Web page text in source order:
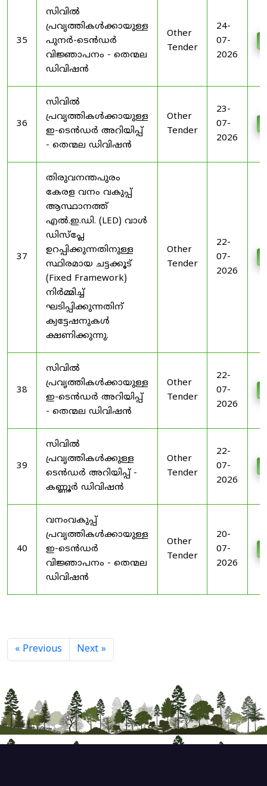
35
സിവിൽ
പ്രവൃത്തികൾക്കായുള്ള
പുനർ-ടെൻഡർ
വിജ്ഞാപനം - തെന്മല
ഡിവിഷൻ
Other
Tender
24-
07-
2026
36
സിവിൽ
പ്രവൃത്തികൾക്കായുള്ള
ഇ-ടെൻഡർ അറിയിപ്പ്
- തെന്മല ഡിവിഷൻ
Other
Tender
23-
07-
2026
37
തിരുവനന്തപുരം
കേരള വനം വകുപ്പ്
ആസ്ഥാനത്ത്
എൽ.ഇ.ഡി. (LED) വാൾ
ഡിസ്‌പ്ലേ
ഉറപ്പിക്കുന്നതിനുള്ള
സ്ഥിരമായ ചട്ടക്കൂട്
(Fixed Framework)
നിർമ്മിച്ച്
ഘടിപ്പിക്കുന്നതിന്
ക്വട്ടേഷനുകൾ
ക്ഷണിക്കുന്നു.
Other
Tender
22-
07-
2026
38
സിവിൽ
പ്രവൃത്തികൾക്കായുള്ള
ഇ-ടെൻഡർ അറിയിപ്പ്
- തെന്മല ഡിവിഷൻ
Other
Tender
22-
07-
2026
39
സിവിൽ
പ്രവൃത്തികൾക്കുള്ള
ടെൻഡർ അറിയിപ്പ് -
കണ്ണൂർ ഡിവിഷൻ
Other
Tender
22-
07-
2026
40
വനംവകുപ്പ്
പ്രവൃത്തികൾക്കായുള്ള
ഇ-ടെൻഡർ
വിജ്ഞാപനം - തെന്മല
ഡിവിഷൻ
Other
Tender
20-
07-
2026
« Previous Next »